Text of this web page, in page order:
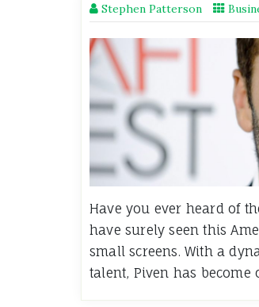
Stephen Patterson
Have you ever heard of
have surely seen this
small screens. With a
talent, Piven has